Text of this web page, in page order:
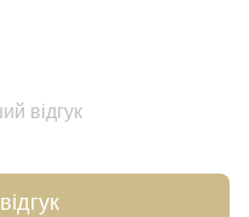
відгук